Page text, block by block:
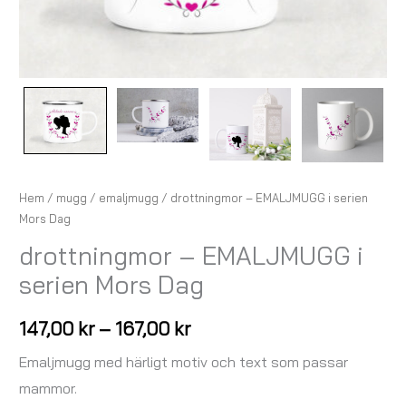
Hem / mugg / emaljmugg / drottningmor – EMALJMUGG i serien
Mors Dag
drottningmor – EMALJMUGG i
serien Mors Dag
147,00 kr – 167,00 kr
Emaljmugg med härligt motiv och text som passar
mammor.